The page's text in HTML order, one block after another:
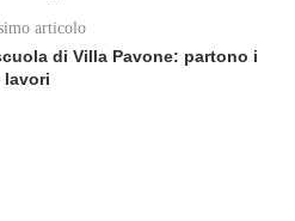
articolo
di Villa Pavone: partono i
lavori